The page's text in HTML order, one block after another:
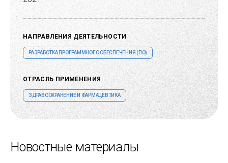
НАПРАВЛЕНИЯ ДЕЯТЕЛЬНОСТИ
РАЗРАБОТКА ПРОГРАММНОГО ОБЕСПЕЧЕНИЯ (ПО)
ОТРАСЛЬ ПРИМЕНЕНИЯ
ЗДРАВООХРАНЕНИЕ И ФАРМАЦЕВТИКА
Новостные материалы